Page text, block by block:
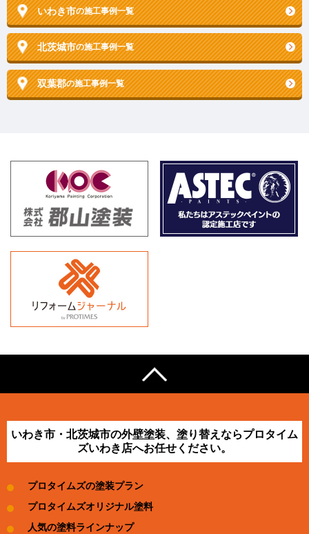
いわき市の施工事例一覧
北茨城市の施工事例一覧
双葉郡の施工事例一覧
いわき市・北茨城市の外壁塗装、塗り替えならプロタイム
ズいわき店へお任せください。
プロタイムズの塗装プラン
プロタイムズオリジナル塗料
人気の塗料ラインナップ